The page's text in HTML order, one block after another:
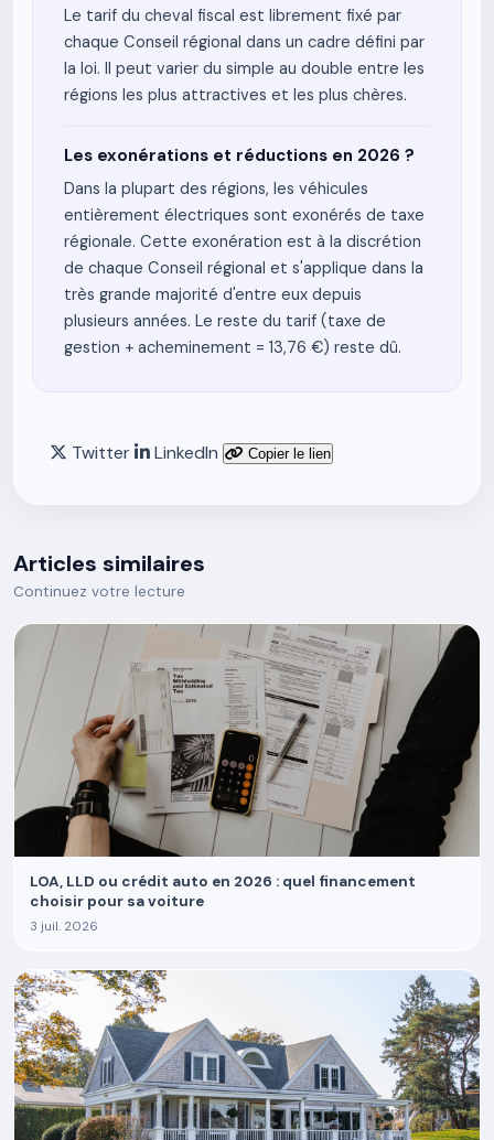
Le tarif du cheval fiscal est librement fixé par
chaque Conseil régional dans un cadre défini par
la loi. Il peut varier du simple au double entre les
régions les plus attractives et les plus chères.
Les exonérations et réductions en 2026 ?
Dans la plupart des régions, les véhicules
entièrement électriques sont exonérés de taxe
régionale. Cette exonération est à la discrétion
de chaque Conseil régional et s'applique dans la
très grande majorité d'entre eux depuis
plusieurs années. Le reste du tarif (taxe de
gestion + acheminement = 13,76 €) reste dû.
Twitter LinkedIn Copier le lien
Articles similaires
Continuez votre lecture
LOA, LLD ou crédit auto en 2026 : quel financement
choisir pour sa voiture
3 juil. 2026